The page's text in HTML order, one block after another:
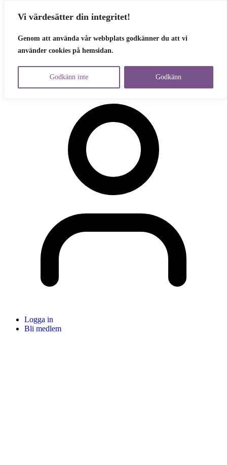
Vi värdesätter din integritet!
Genom att använda vår webbplats godkänner du att vi
använder cookies på hemsidan.
Godkänn inte Godkänn
Skip to content
Om Partiet
Logga in
Bli medlem